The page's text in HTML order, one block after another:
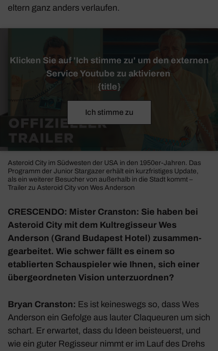
el­tern ganz anders verlaufen.
Klicken Sie auf 'Ich stimme zu' um den externen
Service Youtube zu aktivieren
{title}
Ich stimme zu
Aste­roid City im Südwesten der USA in den 1950er-Jahren. Das
Programm der Junior Star­gazer erhält ein kurz­fris­tiges Update,
als ein weiterer Besu­cher von außer­halb in die Stadt kommt –
Trailer zu Aste­roid City von Wes Anderson
CRESCENDO: Mister Cran­ston: Sie haben bei
Aste­roid City mit dem Kult­re­gis­seur Wes
Anderson (Grand Buda­pest Hotel) zusam­men­
ge­ar­beitet. Wie schwer fällt es einem so
etablierten Schau­spieler wie Ihnen, sich einer
über­ge­ord­neten Vision unter­zu­ordnen?
Bryan Cran­ston: Es ist keines­wegs so, dass Wes
Anderson ein Gefolge aus lauter Claqueuren um sich
schart. Er erwartet, dass du Ideen beisteu­erst, und
wie ein guter Regis­seur nimmt er im Lauf des Drehs